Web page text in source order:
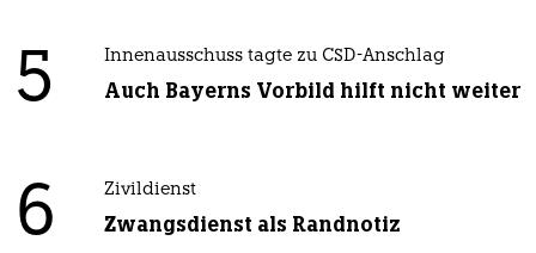
5 Innenausschuss tagte zu CSD-Anschlag
Auch Bayerns Vorbild hilft nicht weiter
6 Zivildienst
Zwangsdienst als Randnotiz